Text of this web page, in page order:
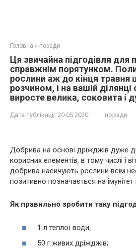
Головна » поради
Ця звичайна підгодівля для
справжнім порятунком.
рослини аж до кінця травня
розчином, і на вашій ділянці
виросте велика, соковита і
Дата публікації: 20.05.2020 поради
Добрива на основі дріжджів дуже
корисних елементів, в тому числі і
добрива насичують рослини всім
позитивно позначається на імунітет
Як правильно зробити таку
1 л теплої води;
50 г живих дріжджів;